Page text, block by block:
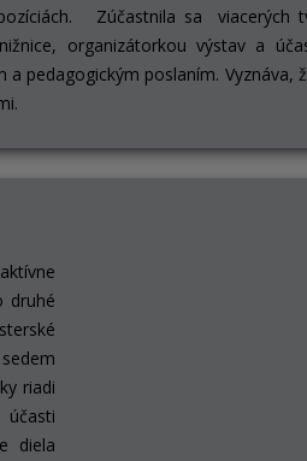
Zúčastnila sa viacerých
organizátorkou výstav a
pedagogickým poslaním. Vyznáva,
druhé
riadi
účasti
diela